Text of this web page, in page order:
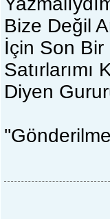
Bize Değil
İçin Son Bir
Satırlarımı
Diyen